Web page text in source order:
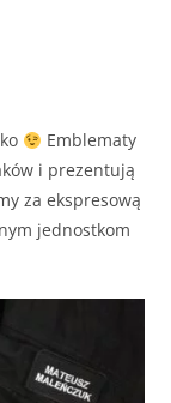
Emblematy
i prezentują
za ekspresową
jednostkom